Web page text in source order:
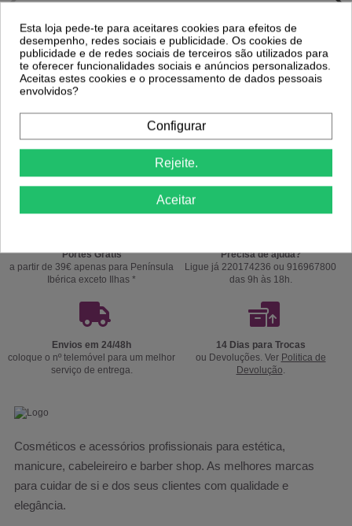
Comprar Comprar
Portes Grátis
a partir de 39€ apenas para Península
Ibérica exceto Ilhas *
Precisa de ajuda?
Ligue já 220174236 ou 916967800
das 9h às 18h.
Envios em 24/48h
coloque o nº telemóvel para um melhor
serviço de entrega.
14 Dias para Trocas
ou Devoluções. Ver Politica de
Devolução
Cosméticos e acessórios profissionais para estética,
manicure, cabeleireiro e barber shop. As melhores marcas
para cuidar de si e dos seus clientes com qualidade e
elegância.
Esta loja pede-te para aceitares cookies para efeitos de
desempenho, redes sociais e publicidade. Os cookies de
publicidade e de redes sociais de terceiros são utilizados para
te oferecer funcionalidades sociais e anúncios personalizados.
Aceitas estes cookies e o processamento de dados pessoais
envolvidos?
Configurar
Rejeite.
Aceitar